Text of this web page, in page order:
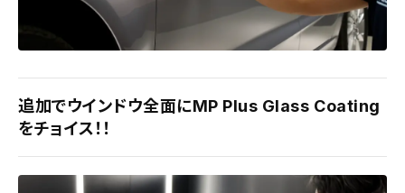
追加でウインドウ全面にMP Plus Glass Coating
をチョイス！！